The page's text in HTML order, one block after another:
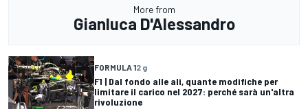
More from
Gianluca D'Alessandro
FORMULA 12 g
F1 | Dal fondo alle ali, quante modifiche per
limitare il carico nel 2027: perché sarà un'altra
rivoluzione